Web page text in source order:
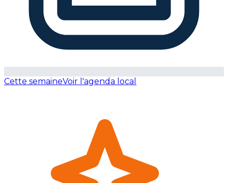
Cette semaineVoir l'agenda local